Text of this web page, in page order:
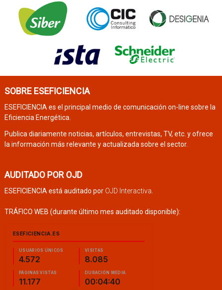
SOBRE ESEFICIENCIA
ESEFICIENCIA es el principal medio de comunicación on-line sobre la
Eficiencia Energética.
Publica diariamente noticias, artículos, entrevistas, TV, etc. y ofrece
la información más relevante y actualizada sobre el sector.
AUDITADO POR OJD
ESEFICIENCIA está auditado por OJD Interactiva
TRÁFICO WEB (durante último mes auditado disponible):